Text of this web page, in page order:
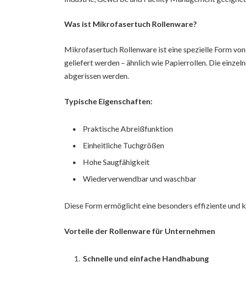
Was ist Mikrofasertuch Rollenware?
Mikrofasertuch Rollenware ist eine spezielle Form
geliefert werden – ähnlich wie Papierrollen. Die
abgerissen werden.
Typische Eigenschaften:
Praktische Abreißfunktion
Einheitliche Tuchgrößen
Hohe Saugfähigkeit
Wiederverwendbar und waschbar
Diese Form ermöglicht eine besonders effiziente
Vorteile der Rollenware für Unternehmen
Schnelle und einfache Handhabung